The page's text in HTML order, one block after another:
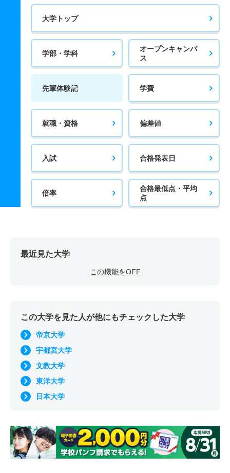
大学トップ
学部・学科
オープンキャンパ
ス
先輩体験記 学費
就職・資格 偏差値
入試 合格発表日
倍率
合格最低点・平均
点
最近見た大学
この機能をOFF
この大学を見た人が他にもチェックした大学
帝京大学
宇都宮大学
文教大学
東洋大学
日本大学